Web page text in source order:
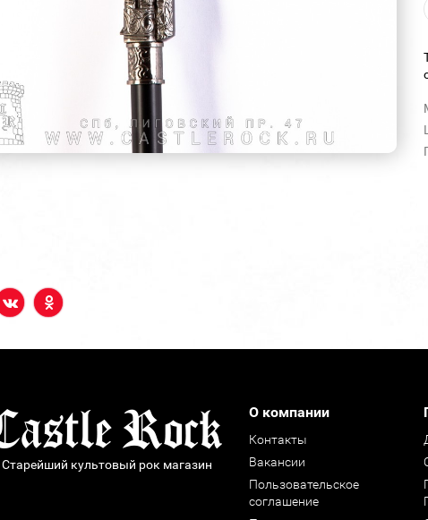
Старейший культовый рок магазин
О компании
Контакты
Вакансии
Пользовательское
соглашение